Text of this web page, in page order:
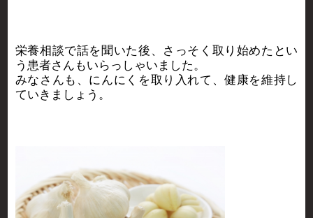
栄養相談で話を聞いた後、さっそく取り始めたとい
う患者さんもいらっしゃいました。
みなさんも、にんにくを取り入れて、健康を維持し
ていきましょう。